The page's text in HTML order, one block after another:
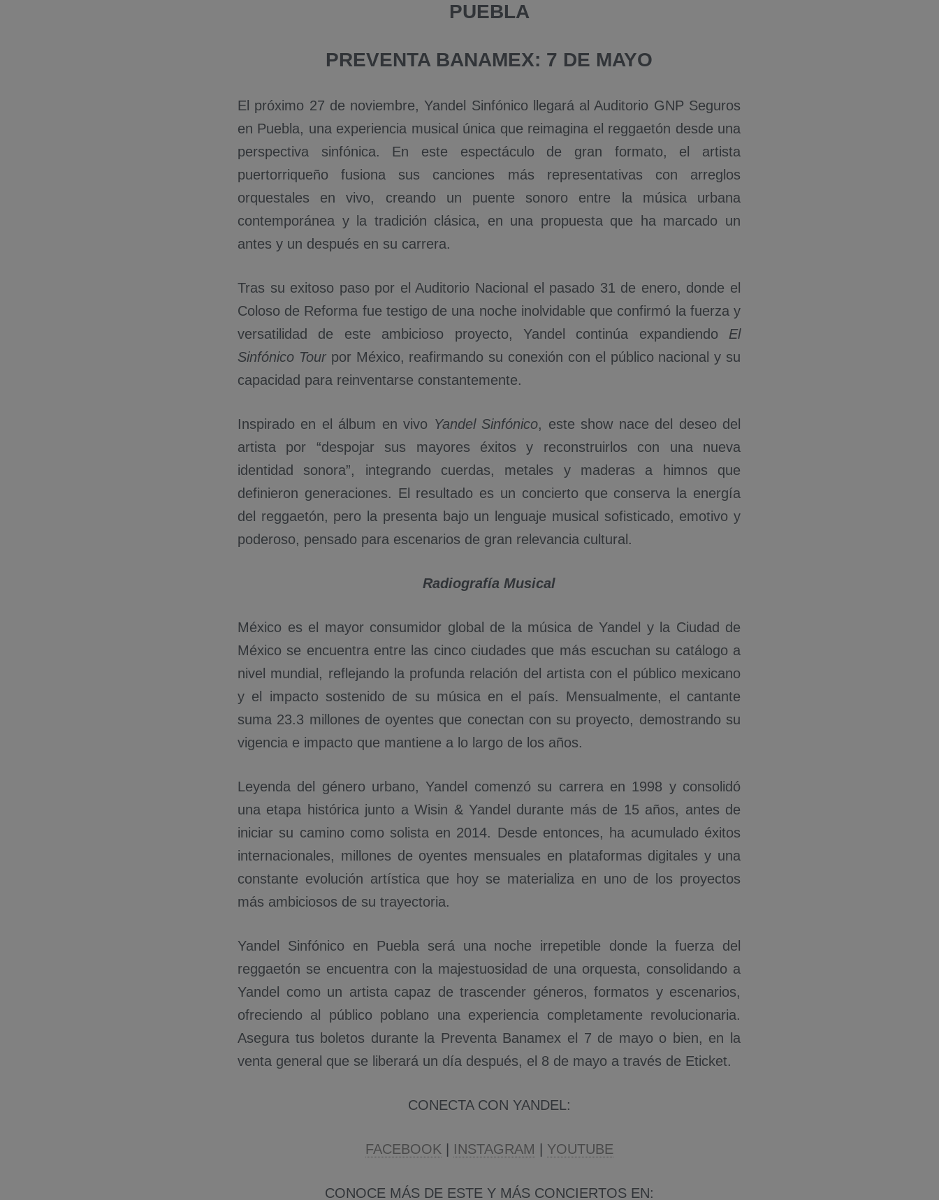
PUEBLA
PREVENTA BANAMEX: 7 DE MAYO
El próximo 27 de noviembre, Yandel Sinfónico llegará al Auditorio GNP Seguros
en Puebla, una experiencia musical única que reimagina el reggaetón desde una
perspectiva sinfónica. En este espectáculo de gran formato, el artista
puertorriqueño fusiona sus canciones más representativas con arreglos
orquestales en vivo, creando un puente sonoro entre la música urbana
contemporánea y la tradición clásica, en una propuesta que ha marcado un
antes y un después en su carrera.
Tras su exitoso paso por el Auditorio Nacional el pasado 31 de enero, donde el
Coloso de Reforma fue testigo de una noche inolvidable que confirmó la fuerza y
versatilidad de este ambicioso proyecto, Yandel continúa expandiendo El
Sinfónico Tourpor México, reafirmando su conexión con el público nacional y su
capacidad para reinventarse constantemente.
Inspirado en el álbum en vivo Yandel Sinfónico, este show nace del deseo del
artista por “despojar sus mayores éxitos y reconstruirlos con una nueva
identidad sonora”, integrando cuerdas, metales y maderas a himnos que
definieron generaciones. El resultado es un concierto que conserva la energía
del reggaetón, pero la presenta bajo un lenguaje musical sofisticado, emotivo y
poderoso, pensado para escenarios de gran relevancia cultural.
Radiografía Musical
México es el mayor consumidor global de la música de Yandel y la Ciudad de
México se encuentra entre las cinco ciudades que más escuchan su catálogo a
nivel mundial, reflejando la profunda relación del artista con el público mexicano
y el impacto sostenido de su música en el país. Mensualmente, el cantante
suma 23.3 millones de oyentes que conectan con su proyecto, demostrando su
vigencia e impacto que mantiene a lo largo de los años.
Leyenda del género urbano, Yandel comenzó su carrera en 1998 y consolidó
una etapa histórica junto a Wisin & Yandel durante más de 15 años, antes de
iniciar su camino como solista en 2014. Desde entonces, ha acumulado éxitos
internacionales, millones de oyentes mensuales en plataformas digitales y una
constante evolución artística que hoy se materializa en uno de los proyectos
más ambiciosos de su trayectoria.
Yandel Sinfónico en Puebla será una noche irrepetible donde la fuerza del
reggaetón se encuentra con la majestuosidad de una orquesta, consolidando a
Yandel como un artista capaz de trascender géneros, formatos y escenarios,
ofreciendo al público poblano una experiencia completamente revolucionaria.
Asegura tus boletos durante la Preventa Banamex el 7 de mayo o bien, en la
venta general que se liberará un día después, el 8 de mayo a través de Eticket.
CONECTA CON YANDEL:
FACEBOOK INSTAGRAM YOUTUBE
CONOCE MÁS DE ESTE Y MÁS CONCIERTOS EN: